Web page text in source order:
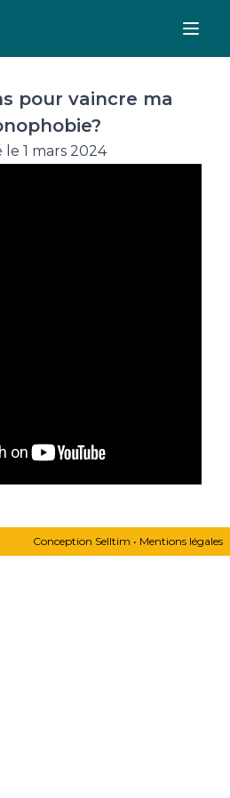
pour vaincre ma
le 1 mars 2024
Conception Selltim • Mentions légales